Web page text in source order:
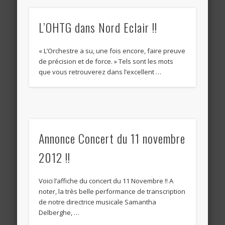
L’OHTG dans Nord Eclair !!
« L’Orchestre a su, une fois encore, faire preuve
de précision et de force. » Tels sont les mots
que vous retrouverez dans l’excellent …
Annonce Concert du 11 novembre
2012 !!
Voici l’affiche du concert du 11 Novembre !! A
noter, la très belle performance de transcription
de notre directrice musicale Samantha
Delberghe, …